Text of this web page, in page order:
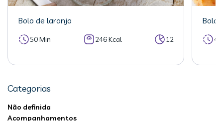
Bolo de laranja
50 Min 246 Kcal 12
Bolo
Categorias
Não definida
Acompanhamentos